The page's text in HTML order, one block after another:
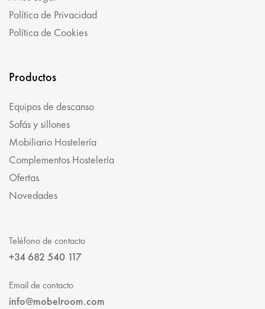
Política de Privacidad
Política de Cookies
Productos
Equipos de descanso
Sofás y sillones
Mobiliario Hostelería
Complementos Hostelería
Ofertas
Novedades
Teléfono de contacto
+34 682 540 117
Email de contacto
info@mobelroom.com